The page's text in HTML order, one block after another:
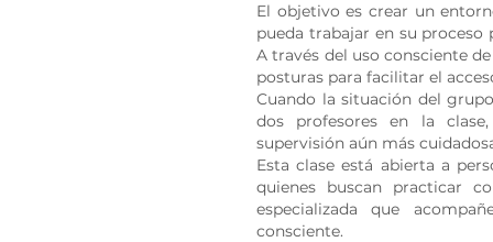
El objetivo es crear un
pueda trabajar en su
A través del uso consciente
posturas para facilitar el
Cuando la situación del
dos profesores en la
supervisión aún más
Esta clase está abierta a
quienes buscan practicar
especializada que
consciente.